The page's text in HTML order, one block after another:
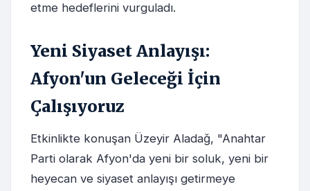
etme hedeflerini vurguladı.
Yeni Siyaset Anlayışı:
Afyon'un Geleceği İçin
Çalışıyoruz
Etkinlikte konuşan Üzeyir Aladağ, "Anahtar
Parti olarak Afyon'da yeni bir soluk, yeni bir
heyecan ve siyaset anlayışı getirmeye